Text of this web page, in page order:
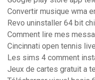
Convertir musique wma
Revo uninstaller 64 bit
Comment lire mes
Cincinnati open tennis
Les sims 4 comment
Jeux de cartes gratuit a